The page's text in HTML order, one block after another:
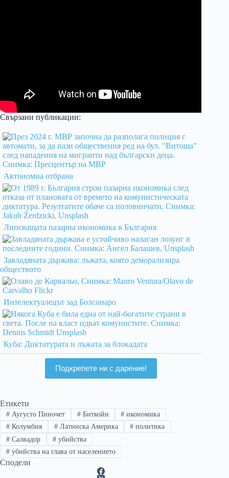
Свързани публикации:
Автономна отбрана
Липсващата пазарна икономика в България
Завладяната държава: лъжата, която деморализира
обществото
Интелектуалецът зад Болсонаро
Куба: Диктатурата и лъжата за блокадата
Подкрепете ни с дарение!
Етикети
#Аугусто Пиночет #Биткойн # икономика
#Колумбия #Латинска Америка # политика
#Салвадор #убийства
#убийства на глава от населението
Сподели